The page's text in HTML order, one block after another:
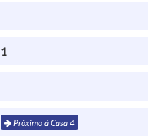
Próximo à Casa 4